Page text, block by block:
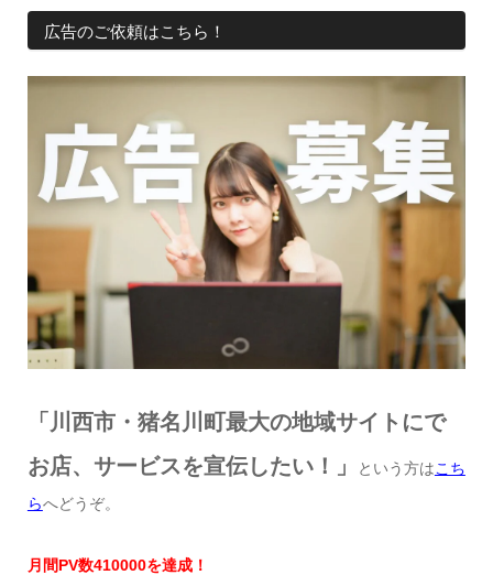
広告のご依頼はこちら！
「川西市・猪名川町最大の地域サイトにで
お店、サービスを宣伝したい！」
という方はこち
らへどうぞ。
月間PV数410000を達成！